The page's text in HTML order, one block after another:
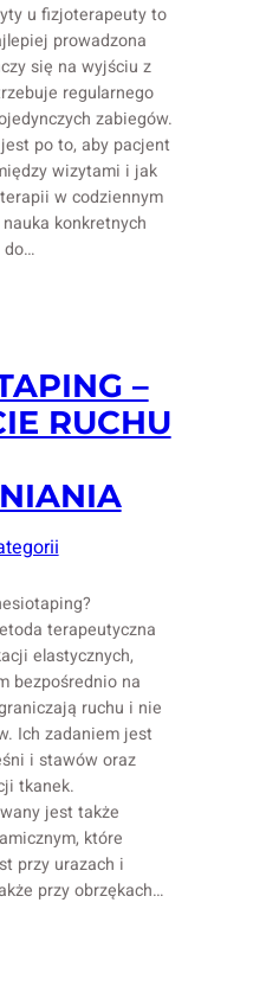
u fizjoterapeuty to
prowadzona
się na wyjściu z
regularnego
zabiegów.
po to, aby pacjent
wizytami i jak
w codziennym
konkretnych
do…
–
RUCHU
terapeutyczna
elastycznych,
bezpośrednio na
ruchu i nie
Ich zadaniem jest
i stawów oraz
tkanek.
jest także
które
przy urazach i
przy obrzękach…